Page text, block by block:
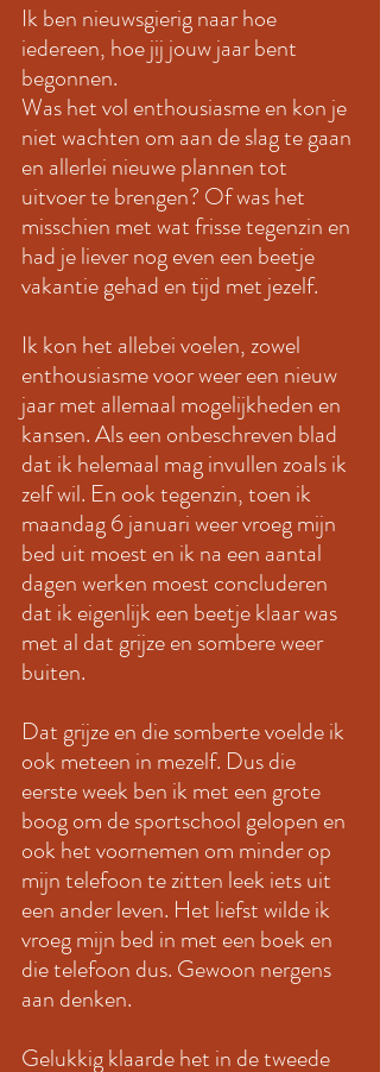
Ik ben nieuwsgierig naar hoe
iedereen, hoe jij jouw jaar bent
begonnen.
Was het vol enthousiasme en kon je
niet wachten om aan de slag te gaan
en allerlei nieuwe plannen tot
uitvoer te brengen? Of was het
misschien met wat frisse tegenzin en
had je liever nog even een beetje
vakantie gehad en tijd met jezelf.
Ik kon het allebei voelen, zowel
enthousiasme voor weer een nieuw
jaar met allemaal mogelijkheden en
kansen. Als een onbeschreven blad
dat ik helemaal mag invullen zoals ik
zelf wil. En ook tegenzin, toen ik
maandag 6 januari weer vroeg mijn
bed uit moest en ik na een aantal
dagen werken moest concluderen
dat ik eigenlijk een beetje klaar was
met al dat grijze en sombere weer
buiten.
Dat grijze en die somberte voelde ik
ook meteen in mezelf. Dus die
eerste week ben ik met een grote
boog om de sportschool gelopen en
ook het voornemen om minder op
mijn telefoon te zitten leek iets uit
een ander leven. Het liefst wilde ik
vroeg mijn bed in met een boek en
die telefoon dus. Gewoon nergens
aan denken.
Gelukkig klaarde het in de tweede